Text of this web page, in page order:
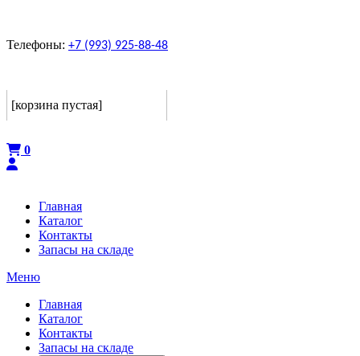
Телефоны: +7 (993) 925-88-48
[корзина пустая]
0
Главная
Каталог
Контакты
Запасы на складе
Меню
Главная
Каталог
Контакты
Запасы на складе